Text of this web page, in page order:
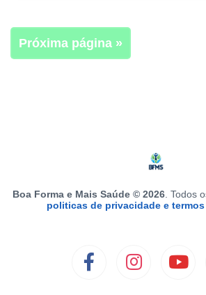
Próxima página »
Boa Forma e Mais Saúde © 2026. Todos
politicas de privacidade e